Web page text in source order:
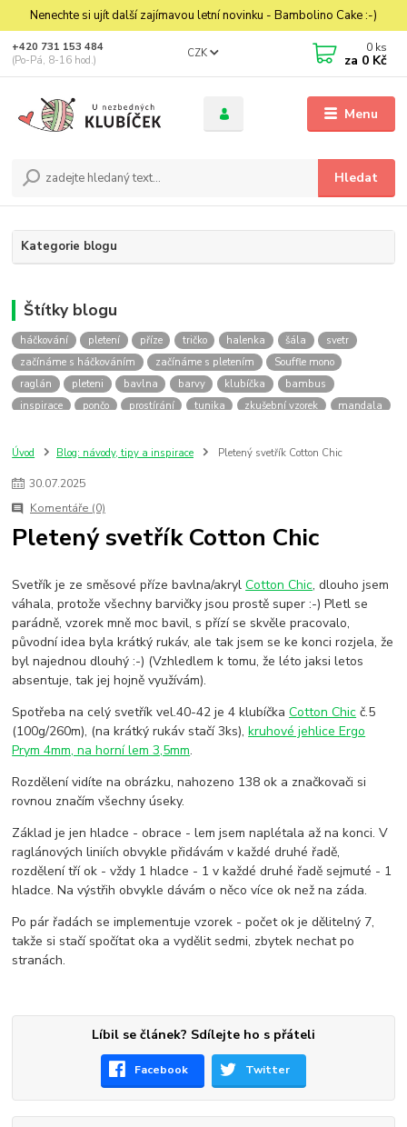
Nenechte si ujít další zajímavou letní novinku - Bambolino Cake :-)
Menu
CZK
Hledat
+420 731 153 484
(Po-Pá, 8-16 hod.)
0 ks
za 0 Kč
Kategorie blogu
Štítky blogu
háčkování pletení příze tričko halenka šála
svetr
začínáme s háčkováním
začínáme s pletením
Souffle mono
raglán
pleteni bavlna barvy klubíčka
bambus
inspirace
pončo prostírání tunika zkušební vzorek
mandala
bavlna/akryl
cotton chic chyby při háčkování handmade
blokování
bambusová příze
šátek
letní příze deník
Úvod Blog: návody, tipy a inspirace Pletený svetřík Cotton Chic
30.07.2025
Komentáře (0)
Pletený svetřík Cotton Chic
Svetřík je ze směsové příze bavlna/akrylCotton Chic, dlouho jsem
váhala, protože všechny barvičky jsou prostě super :-) Pletl se
parádně, vzorek mně moc bavil, s přízí se skvěle pracovalo,
původní idea byla krátký rukáv, ale tak jsem se ke konci rozjela, že
byl najednou dlouhý :-) (Vzhledlem k tomu, že léto jaksi letos
absentuje, tak jej hojně využívám).
Spotřeba na celý svetřík vel.40-42 je 4 klubíčkaCotton Chic č.5
(100g/260m), (na krátký rukáv stačí 3ks),kruhové jehlice Ergo
Prym 4mm, na horní lem 3,5mm.
Rozdělení vidíte na obrázku, nahozeno 138 ok a značkovači si
rovnou značím všechny úseky.
Základ je jen hladce - obrace - lem jsem naplétala až na konci. V
raglánových liniích obvykle přidávám v každé druhé řadě,
rozdělení tří ok - vždy 1 hladce - 1 v každé druhé řadě sejmuté - 1
hladce. Na výstřih obvykle dávám o něco více ok než na záda.
Po pár řadách se implementuje vzorek - počet ok je dělitelný 7,
takže si stačí spočítat oka a vydělit sedmi, zbytek nechat po
stranách.
Líbil se článek? Sdílejte ho s přáteli
Facebook Twitter